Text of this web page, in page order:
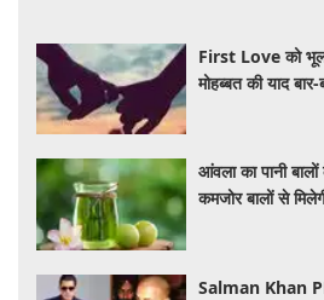
First Love को
मोहब्बत की याद
आंवला का पानी
कमजोर बालों से
Salman Khan